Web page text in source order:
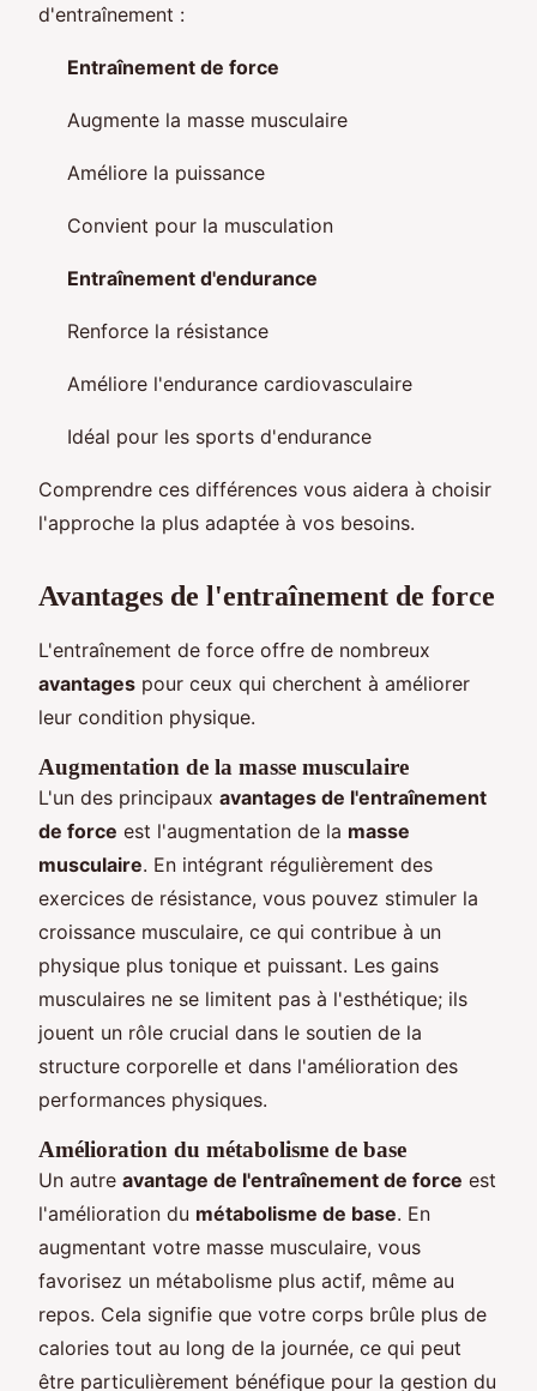
d'entraînement :
Entraînement de force
Augmente la masse musculaire
Améliore la puissance
Convient pour la musculation
Entraînement d'endurance
Renforce la résistance
Améliore l'endurance cardiovasculaire
Idéal pour les sports d'endurance
Comprendre ces différences vous aidera à choisir
l'approche la plus adaptée à vos besoins.
Avantages de l'entraînement de force
L'entraînement de force offre de nombreux
avantages pour ceux qui cherchent à améliorer
leur condition physique.
Augmentation de la masse musculaire
L'un des principaux avantages de l'entraînement
de force est l'augmentation de la masse
musculaire. En intégrant régulièrement des
exercices de résistance, vous pouvez stimuler la
croissance musculaire, ce qui contribue à un
physique plus tonique et puissant. Les gains
musculaires ne se limitent pas à l'esthétique; ils
jouent un rôle crucial dans le soutien de la
structure corporelle et dans l'amélioration des
performances physiques.
Amélioration du métabolisme de base
Un autre avantage de l'entraînement de force est
l'amélioration du métabolisme de base. En
augmentant votre masse musculaire, vous
favorisez un métabolisme plus actif, même au
repos. Cela signifie que votre corps brûle plus de
calories tout au long de la journée, ce qui peut
être particulièrement bénéfique pour la gestion du